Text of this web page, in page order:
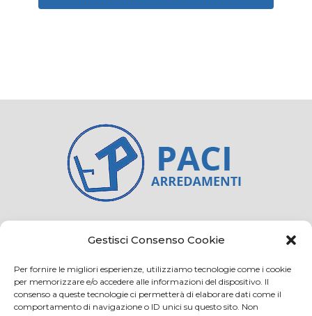
Gestisci Consenso Cookie
Per fornire le migliori esperienze, utilizziamo tecnologie come i cookie
per memorizzare e/o accedere alle informazioni del dispositivo. Il
consenso a queste tecnologie ci permetterà di elaborare dati come il
comportamento di navigazione o ID unici su questo sito. Non
Credits Privacy and cookie
Via Virginio 358/360